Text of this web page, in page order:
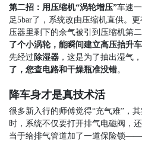
第二招：用压缩机“涡轮增压”车速
足5bar了，系统改由压缩机直供。
压器里剩下的余气被引到压缩机第二
了个小涡轮，能瞬间建立高压抬升
先经过 除湿器 ，这是为了抽出湿气
了，您查电路和干燥瓶准没错。
降车身才是真技术活
很多新入行的师傅觉得“充气难” ，
时，系统不仅要打开排气电磁阀，
当于给排气管道加了一道保险锁——